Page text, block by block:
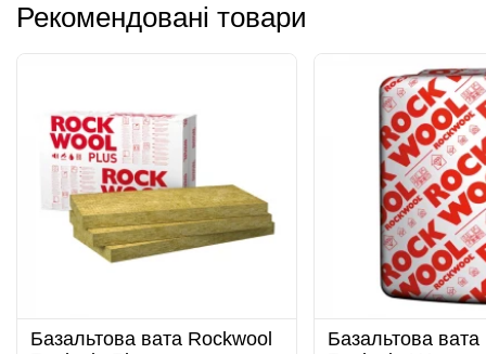
Рекомендовані товари
Базальтова вата Rockwool
Базальтова